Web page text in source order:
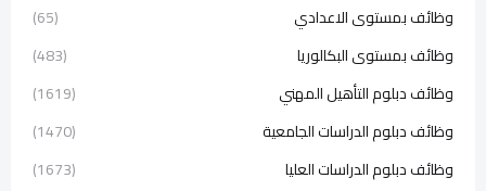
وظائف بمستوى الاعدادي
(65)
وظائف بمستوى البكالوريا
(483)
وظائف دبلوم التأهيل المهني
(1619)
وظائف دبلوم الدراسات الجامعية
(1470)
وظائف دبلوم الدراسات العليا
(1673)